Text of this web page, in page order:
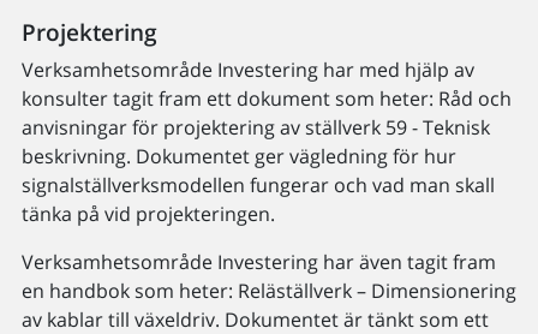
Projektering
Verksamhetsområde Investering har med hjälp av
konsulter tagit fram ett dokument som heter: Råd och
anvisningar för projektering av ställverk 59 - Teknisk
beskrivning. Dokumentet ger vägledning för hur
signalställverksmodellen fungerar och vad man skall
tänka på vid projekteringen.
Verksamhetsområde Investering har även tagit fram
en handbok som heter: Reläställverk – Dimensionering
av kablar till växeldriv. Dokumentet är tänkt som ett